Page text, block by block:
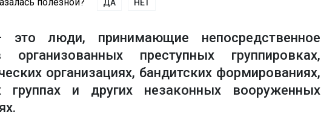
ДА НЕТ
это люди, принимающие непосредственное
преступных группировках,
организациях, бандитских формированиях,
группах и других незаконных вооруженных